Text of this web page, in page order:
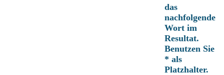
das
nachfolgende
Wort im
Resultat.
Benutzen Sie
* als
Platzhalter.